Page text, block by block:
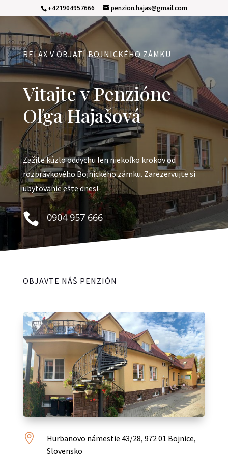
+421904957666 penzion.hajas@gmail.com
RELAX V OBJATÍ BOJNICKÉHO ZÁMKU
Vitajte v Penzióne
Oľga Hajašová
Zažite kúzlo oddychu len niekoľko krokov od
rozprávkového Bojnického zámku. Zarezervujte si
ubytovanie ešte dnes!
 0904 957 666
OBJAVTE NÁŠ PENZIÓN

Hurbanovo námestie 43/28, 972 01 Bojnice,
Slovensko